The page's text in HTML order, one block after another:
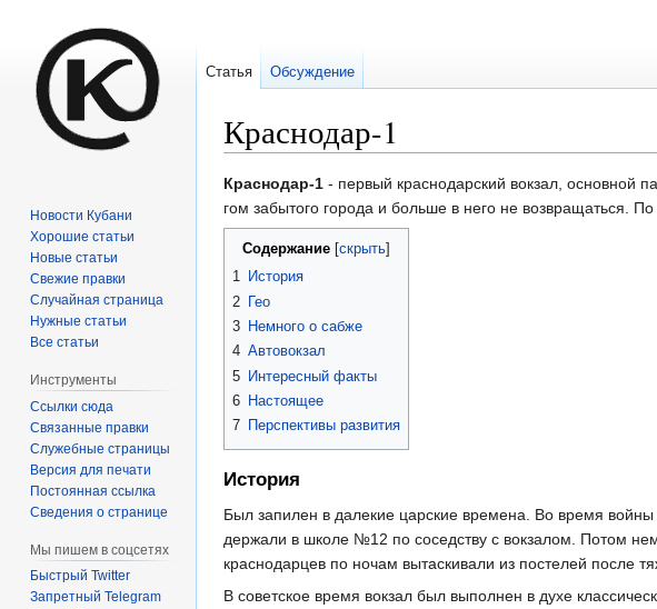
Краснодар-1
Перейти
к
навигации
Перейти
к
поиску
Краснодар-1 - первый краснодарский вокзал, основной
гом забытого города и больше в него не возвращаться.
Содержание
1 История
2 Гео
3 Немного о сабже
4 Автовокзал
5 Интересный факты
6 Настоящее
7 Перспективы развития
История
Был запилен в далекие царские времена. Во время
держали в школе №12 по соседству с вокзалом. Потом
краснодарцев по ночам вытаскивали из постелей после
В советское время вокзал был выполнен в духе
Статья Обсуждение
Новости Кубани
Хорошие статьи
Новые статьи
Свежие правки
Случайная страница
Нужные статьи
Все статьи
Инструменты
Ссылки сюда
Связанные правки
Служебные страницы
Версия для печати
Постоянная ссылка
Сведения о странице
Мы пишем в соцсетях
Быстрый Twitter
Запретный Telegram